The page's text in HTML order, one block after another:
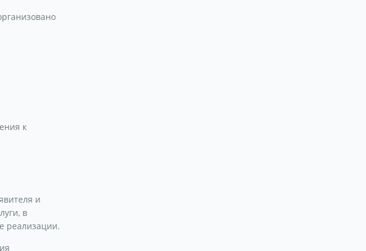
к
и
в
реализации.